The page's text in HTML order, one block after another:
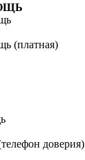
(платная)
доверия)